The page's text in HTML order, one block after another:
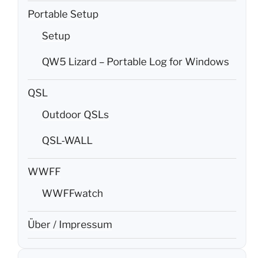
Portable Setup
Setup
QW5 Lizard – Portable Log for Windows
QSL
Outdoor QSLs
QSL-WALL
WWFF
WWFFwatch
Über / Impressum